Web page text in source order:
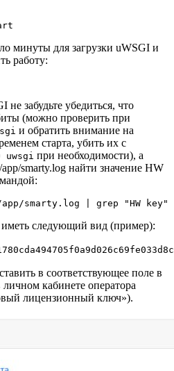
минуты для загрузки uWSGI и
работу:
забудьте убедиться, что
(можно проверить при
и обратить внимание на
старта, убить их с
при необходимости), а
smarty.log найти значение HW
smarty.log | grep "HW key"
следующий вид (пример):
в соответствующее поле в
кабинете оператора
лицензионный ключ»).